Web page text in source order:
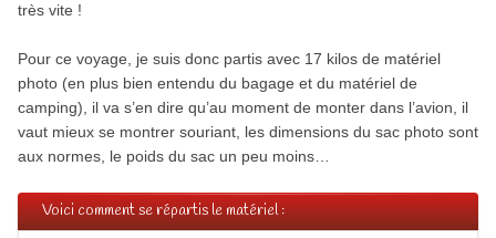
très vite !
Pour ce voyage, je suis donc partis avec 17 kilos de matériel
photo (en plus bien entendu du bagage et du matériel de
camping), il va s’en dire qu’au moment de monter dans l’avion, il
vaut mieux se montrer souriant, les dimensions du sac photo sont
aux normes, le poids du sac un peu moins…
Voici comment se répartis le matériel :